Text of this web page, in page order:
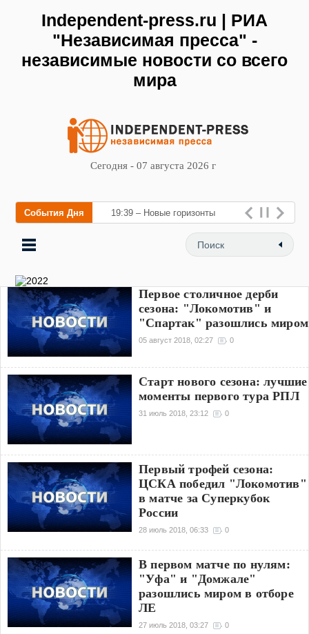
Independent-press.ru | РИА
"Независимая пресса" -
независимые новости со всего
мира
Сегодня - 07 августа 2026 г
События Дня 19:39 – Новые горизонты
флебологии: в Москве откр
Первое столичное дерби
сезона: "Локомотив" и
"Спартак" разошлись миром
05 август 2018, 02:27 0
Старт нового сезона: лучшие
моменты первого тура РПЛ
31 июль 2018, 23:12 0
Первый трофей сезона:
ЦСКА победил "Локомотив"
в матче за Суперкубок
России
28 июль 2018, 06:33 0
В первом матче по нулям:
"Уфа" и "Домжале"
разошлись миром в отборе
ЛЕ
27 июль 2018, 03:27 0